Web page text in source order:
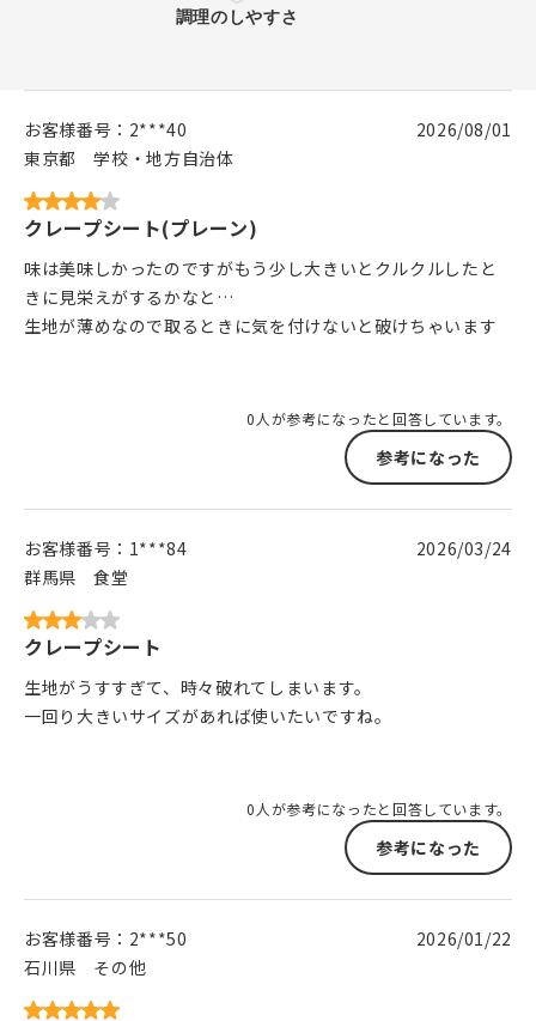
お客様番号： 2***40
東京都
学校・地方自治体
2026/08/01
クレープシート(プレーン)
味は美味しかったのですがもう少し大きいとクルクルしたと
きに見栄えがするかなと…
生地が薄めなので取るときに気を付けないと破けちゃいます
0人が参考になったと回答しています。
参考になった
お客様番号： 1***84
群馬県
食堂
2026/03/24
クレープシート
生地がうすすぎて、時々破れてしまいます。
一回り大きいサイズがあれば使いたいですね。
0人が参考になったと回答しています。
参考になった
お客様番号： 2***50
石川県
その他
2026/01/22